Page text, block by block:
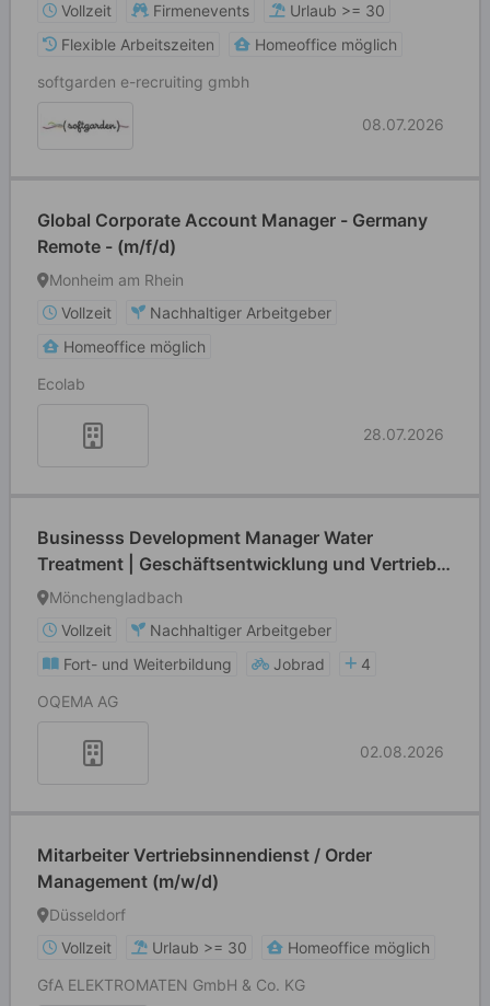
Vollzeit
Firmenevents
Urlaub >= 30
Flexible Arbeitszeiten
Homeoffice möglich
softgarden e-recruiting gmbh
08.07.2026
Global Corporate Account Manager - Germany
Remote - (m/f/d)
Monheim am Rhein
Vollzeit
Nachhaltiger Arbeitgeber
Homeoffice möglich
Ecolab
28.07.2026
Businesss Development Manager Water
Treatment | Geschäftsentwicklung und Vertrieb
Wasseraufbereitung (m/w/d)
Mönchengladbach
Vollzeit
Nachhaltiger Arbeitgeber
Fort- und Weiterbildung
Jobrad
4
OQEMA AG
02.08.2026
Mitarbeiter Vertriebsinnendienst / Order
Management (m/w/d)
Düsseldorf
Vollzeit
Urlaub >= 30
Homeoffice möglich
GfA ELEKTROMATEN GmbH & Co. KG